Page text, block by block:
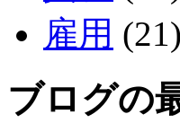
雇用 (21)
ブログの